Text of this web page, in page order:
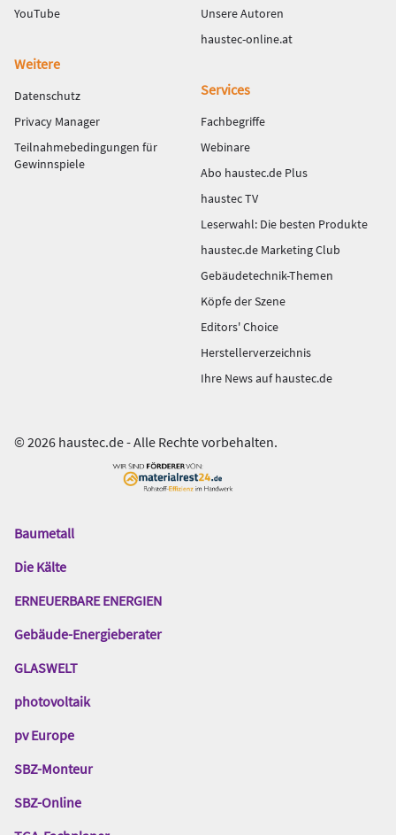
YouTube
Unsere Autoren
haustec-online.at
Weitere
Datenschutz
Privacy Manager
Teilnahmebedingungen für
Gewinnspiele
Services
Fachbegriffe
Webinare
Abo haustec.de Plus
haustec TV
Leserwahl: Die besten Produkte
haustec.de Marketing Club
Gebäudetechnik-Themen
Köpfe der Szene
Editors' Choice
Herstellerverzeichnis
Ihre News auf haustec.de
© 2026 haustec.de - Alle Rechte vorbehalten.
Das
Gentner
Baumetall
Die Kälte
ERNEUERBARE ENERGIEN
Gebäude-Energieberater
GLASWELT
photovoltaik
pv Europe
SBZ-Monteur
SBZ-Online